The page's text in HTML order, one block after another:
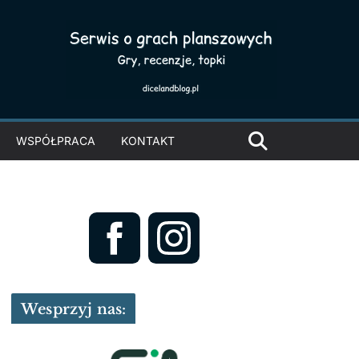
WSPÓŁPRACA KONTAKT
Wesprzyj nas: